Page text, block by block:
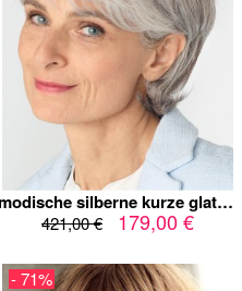
modische silberne kurze glatte graue hochwertige Perücken
421,00 € 179,00 €
- 71%